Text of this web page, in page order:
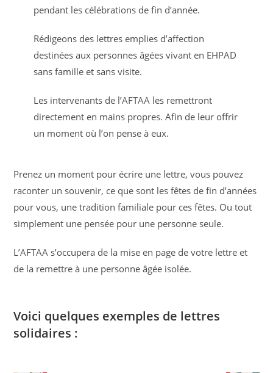
pendant les célébrations de fin d’année.
Rédigeons des lettres emplies d’affection
destinées aux personnes âgées vivant en EHPAD
sans famille et sans visite.
Les intervenants de l’AFTAA les remettront
directement en mains propres. Afin de leur offrir
un moment où l’on pense à eux.
Prenez un moment pour écrire une lettre, vous pouvez
raconter un souvenir, ce que sont les fêtes de fin d’années
pour vous, une tradition familiale pour ces fêtes. Ou tout
simplement une pensée pour une personne seule.
L’AFTAA s’occupera de la mise en page de votre lettre et
de la remettre à une personne âgée isolée.
Voici quelques exemples de lettres
solidaires :